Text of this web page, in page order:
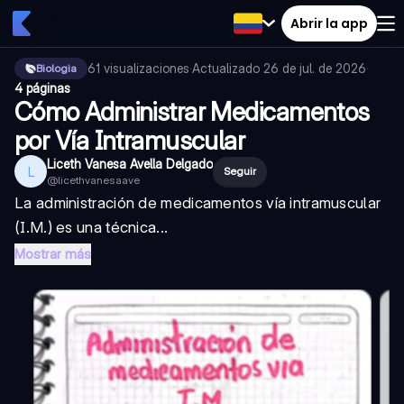
Abrir la app
Biologia 61 visualizaciones·Actualizado 26 de jul. de 2026·
4 páginas
Cómo Administrar Medicamentos
por Vía Intramuscular
L Liceth Vanesa Avella Delgado
@licethvanesaave
Seguir
La administración de medicamentos vía intramuscular
(I.M.) es una técnica...
Mostrar más